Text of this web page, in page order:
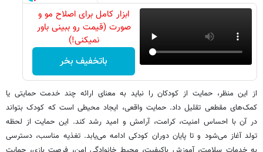
ابزار کامل برای اصلاح مو و
صورت (قیمت رو ببینی باور
نمیکنی!)
باتخفیف بخر
از این منظر، حمایت از کودکان را نباید به معنای ارائه چند خدمت حمایتی یا
کمک‌های مقطعی تقلیل داد. حمایت واقعی، ایجاد محیطی است که کودک بتواند
در آن با احساس امنیت، کرامت، آرامش و امید رشد کند. این حمایت از لحظه
تولد آغاز می‌شود و تا پایان دوران کودکی ادامه می‌یابد. تغذیه مناسب، دسترسی